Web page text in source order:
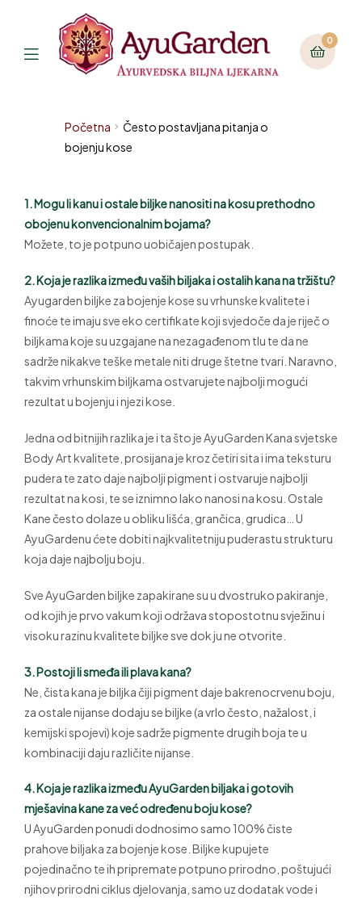
0
Početna
Često postavljana pitanja o
bojenju kose
1. Mogu li kanu i ostale biljke nanositi na kosu prethodno
obojenu konvencionalnim bojama?
Možete, to je potpuno uobičajen postupak.
2. Koja je razlika između vaših biljaka i ostalih kana na tržištu?
Ayugarden biljke za bojenje kose su vrhunske kvalitete i
finoće te imaju sve eko certifikate koji svjedoče da je riječ o
biljkama koje su uzgajane na nezagađenom tlu te da ne
sadrže nikakve teške metale niti druge štetne tvari. Naravno,
takvim vrhunskim biljkama ostvarujete najbolji mogući
rezultat u bojenju i njezi kose.
Jedna od bitnijih razlika je i ta što je AyuGarden Kana svjetske
Body Art kvalitete, prosijana je kroz četiri sita i ima teksturu
pudera te zato daje najbolji pigment i ostvaruje najbolji
rezultat na kosi, te se iznimno lako nanosi na kosu. Ostale
Kane često dolaze u obliku lišća, grančica, grudica… U
AyuGardenu ćete dobiti najkvalitetniju puderastu strukturu
koja daje najbolju boju.
Sve AyuGarden biljke zapakirane su u dvostruko pakiranje,
od kojih je prvo vakum koji održava stopostotnu svježinu i
visoku razinu kvalitete biljke sve dok ju ne otvorite.
3. Postoji li smeđa ili plava kana?
Ne, čista kana je biljka čiji pigment daje bakrenocrvenu boju,
za ostale nijanse dodaju se biljke (a vrlo često, nažalost, i
kemijski spojevi) koje sadrže pigmente drugih boja te u
kombinaciji daju različite nijanse.
4. Koja je razlika između AyuGarden biljaka i gotovih
mješavina kane za već određenu boju kose?
U AyuGarden ponudi dodnosimo samo 100% čiste
prahove biljaka za bojenje kose. Biljke kupujete
pojedinačno te ih pripremate potpuno prirodno, poštujući
njihov prirodni ciklus djelovanja, samo uz dodatak vode i